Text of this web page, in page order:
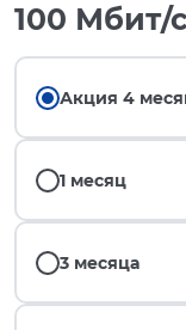
100 Мбит/
Акция 4
1 месяц
3 месяца